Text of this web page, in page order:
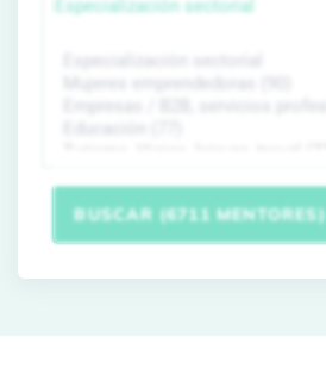
Especialización sectorial
BUSCAR (6711 MENTORES)